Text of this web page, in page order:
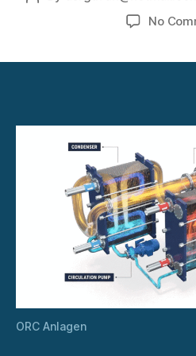
No
ORC Anlagen